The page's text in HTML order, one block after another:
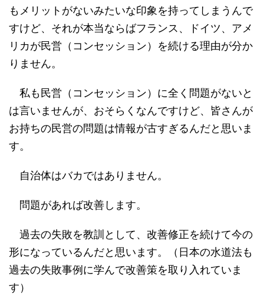
もメリットがないみたいな印象を持ってしまうんで
すけど、それが本当ならばフランス、ドイツ、アメ
リカが民営（コンセッション）を続ける理由が分か
りません。
私も民営（コンセッション）に全く問題がないと
は言いませんが、おそらくなんですけど、皆さんが
お持ちの民営の問題は情報が古すぎるんだと思いま
す。
自治体はバカではありません。
問題があれば改善します。
過去の失敗を教訓として、改善修正を続けて今の
形になっているんだと思います。（日本の水道法も
過去の失敗事例に学んで改善策を取り入れていま
す）